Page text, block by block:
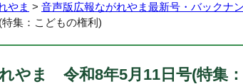
やま > 音声版広報ながれやま最新号・バックナ
集：こどもの権利)
やま 令和8年5月11日号(特集